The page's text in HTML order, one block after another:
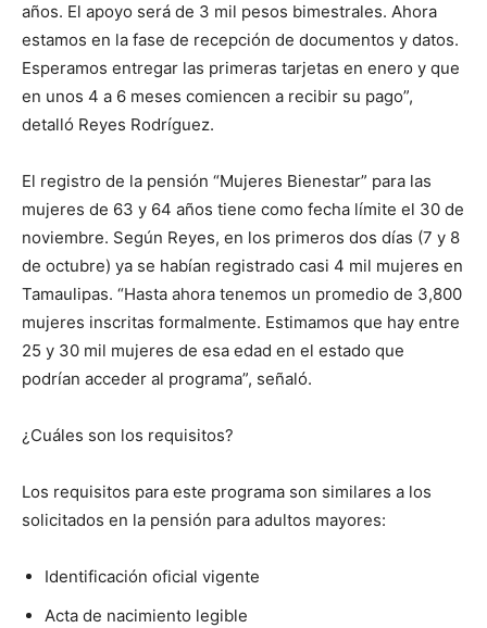
años. El apoyo será de 3 mil pesos bimestrales. Ahora
estamos en la fase de recepción de documentos y datos.
Esperamos entregar las primeras tarjetas en enero y que
en unos 4 a 6 meses comiencen a recibir su pago”,
detalló Reyes Rodríguez.
El registro de la pensión “Mujeres Bienestar” para las
mujeres de 63 y 64 años tiene como fecha límite el 30 de
noviembre. Según Reyes, en los primeros dos días (7 y 8
de octubre) ya se habían registrado casi 4 mil mujeres en
Tamaulipas. “Hasta ahora tenemos un promedio de 3,800
mujeres inscritas formalmente. Estimamos que hay entre
25 y 30 mil mujeres de esa edad en el estado que
podrían acceder al programa”, señaló.
¿Cuáles son los requisitos?
Los requisitos para este programa son similares a los
solicitados en la pensión para adultos mayores:
Identificación oficial vigente
Acta de nacimiento legible